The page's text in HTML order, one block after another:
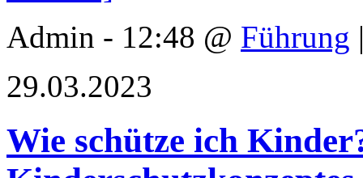
Admin - 12:48 @ Führung
29.03.2023
Wie schütze ich